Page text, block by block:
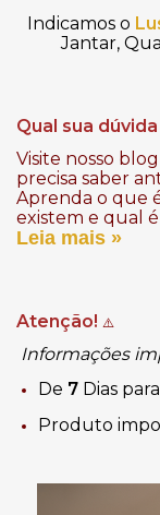
Indicamos o
Jantar,
Qual sua
Visite nosso
precisa saber
Aprenda o que
existem e qual
Leia mais »
Atenção! ⚠️
Informações
De 7 Dias
Produto